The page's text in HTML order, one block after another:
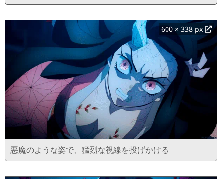
600 × 338 px
悪魔のような姿で、猛烈な視線を投げかける